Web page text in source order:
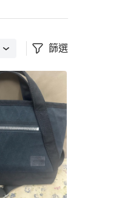
篩選